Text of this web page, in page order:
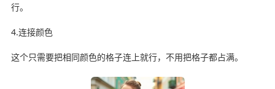
行。
4.连接颜色
这个只需要把相同颜色的格子连上就行，不用把格子都占满。